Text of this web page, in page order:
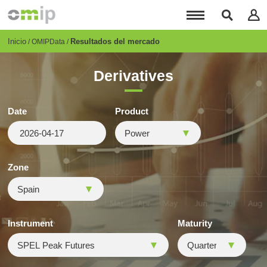
principal
Breadcrumb
Inicio OMIPData Resultados del mercado
Derivatives
Date Product
Zone
Instrument Maturity